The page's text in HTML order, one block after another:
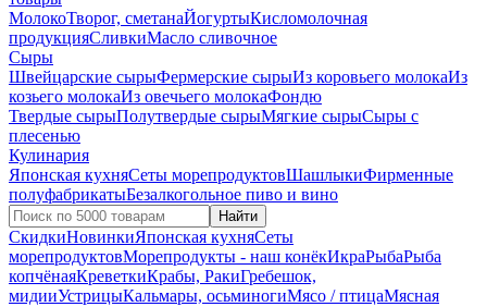
МолокоТворог, сметанаЙогуртыКисломолочная
продукцияСливкиМасло сливочное
Сыры
Швейцарские сырыФермерские сырыИз коровьего молокаИз
козьего молокаИз овечьего молокаФондю
Твердые сырыПолутвердые сырыМягкие сырыСыры c
плесенью
Кулинария
Японская кухняСеты морепродуктовШашлыкиФирменные
полуфабрикатыБезалкогольное пиво и вино
Найти
СкидкиНовинкиЯпонская кухняСеты
морепродуктовМорепродукты - наш конёкИкраРыбаРыба
копчёнаяКреветкиКрабы, РакиГребешок,
мидииУстрицыКальмары, осьминогиМясо / птицаМясная